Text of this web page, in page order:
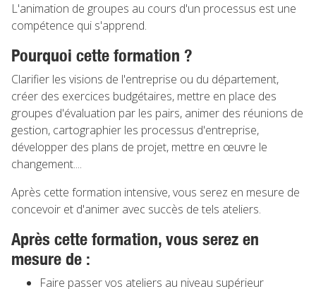
L'animation de groupes au cours d'un processus est une
compétence qui s'apprend.
Pourquoi cette formation ?
Clarifier les visions de l'entreprise ou du département,
créer des exercices budgétaires, mettre en place des
groupes d'évaluation par les pairs, animer des réunions de
gestion, cartographier les processus d'entreprise,
développer des plans de projet, mettre en œuvre le
changement....
Après cette formation intensive, vous serez en mesure de
concevoir et d'animer avec succès de tels ateliers.
Après cette formation, vous serez en
mesure de :
Faire passer vos ateliers au niveau supérieur